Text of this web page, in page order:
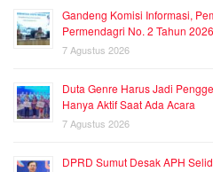
Gandeng Komisi Informasi,
Permendagri No. 2 Tahun 2026
7 Agustus 2026
Duta Genre Harus Jadi
Hanya Aktif Saat Ada Acara
7 Agustus 2026
DPRD Sumut Desak APH